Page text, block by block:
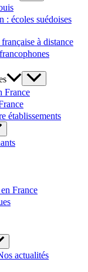
: écoles suédoises
à distance
France
établissements
France
actualités